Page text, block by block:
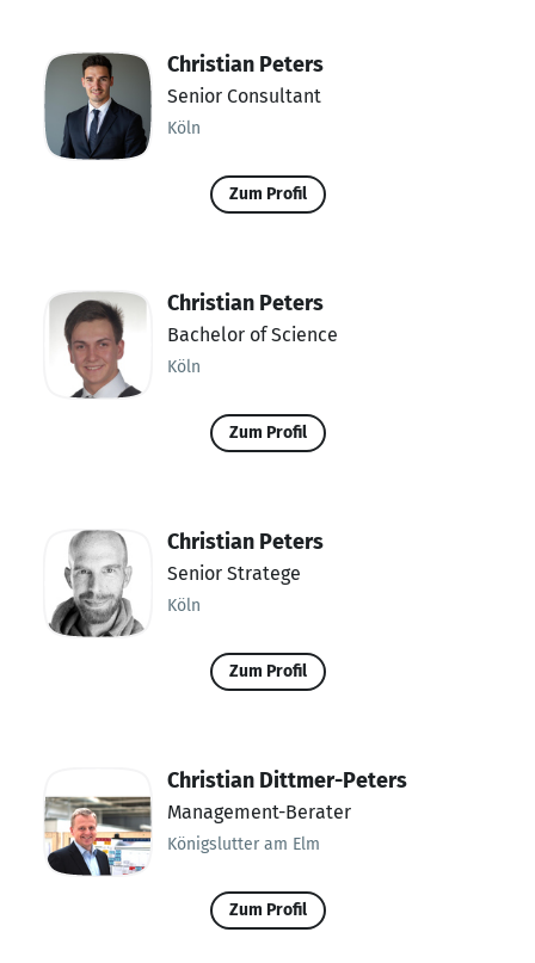
Christian Peters
Senior Consultant
Köln
Zum Profil
Christian Peters
Bachelor of Science
Köln
Zum Profil
Christian Peters
Senior Stratege
Köln
Zum Profil
Christian Dittmer-Peters
Management-Berater
Königslutter am Elm
Zum Profil